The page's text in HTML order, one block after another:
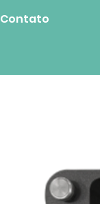
Contato